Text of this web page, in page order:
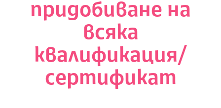
придобиване на
всяка
квалификация/
сертификат